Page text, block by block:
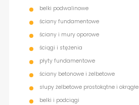
belki podwalinowe
ściany fundamentowe
ściany i mury oporowe
ściągi i stężenia
płyty fundamentowe
ściany betonowe i żelbetowe
słupy żelbetowe prostokątne i okrągłe
belki i podciągi